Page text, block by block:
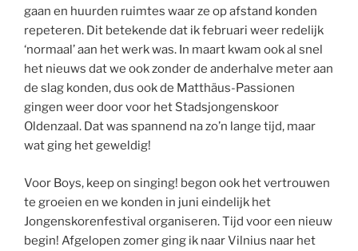
gaan en huurden ruimtes waar ze op afstand konden
repeteren. Dit betekende dat ik februari weer redelijk
‘normaal’ aan het werk was. In maart kwam ook al snel
het nieuws dat we ook zonder de anderhalve meter aan
de slag konden, dus ook de Matthäus-Passionen
gingen weer door voor het Stadsjongenskoor
Oldenzaal. Dat was spannend na zo’n lange tijd, maar
wat ging het geweldig!
Voor Boys, keep on singing! begon ook het vertrouwen
te groeien en we konden in juni eindelijk het
Jongenskorenfestival organiseren. Tijd voor een nieuw
begin! Afgelopen zomer ging ik naar Vilnius naar het